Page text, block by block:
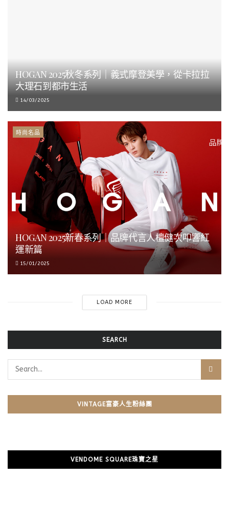
HOGAN 2025秋冬系列｜義式摩登美學，從卡拉拉
大理石到都市生活
14/03/2025
時尚名品
HOGAN 2025新春系列｜品牌代言人檀健次叩響紅
運新篇
15/01/2025
LOAD MORE
SEARCH
VINTAGE富豪人生粉絲團
VENDOME SQUARE珠寶之星